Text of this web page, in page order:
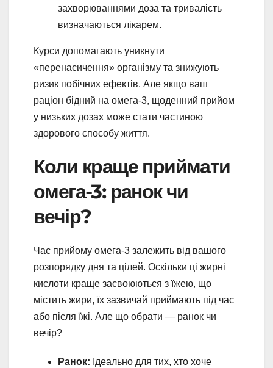
захворюваннями доза та тривалість
визначаються лікарем.
Курси допомагають уникнути
«перенасичення» організму та знижують
ризик побічних ефектів. Але якщо ваш
раціон бідний на омега-3, щоденний прийом
у низьких дозах може стати частиною
здорового способу життя.
Коли краще приймати
омега-3: ранок чи
вечір?
Час прийому омега-3 залежить від вашого
розпорядку дня та цілей. Оскільки ці жирні
кислоти краще засвоюються з їжею, що
містить жири, їх зазвичай приймають під час
або після їжі. Але що обрати — ранок чи
вечір?
Ранок: Ідеально для тих, хто хоче